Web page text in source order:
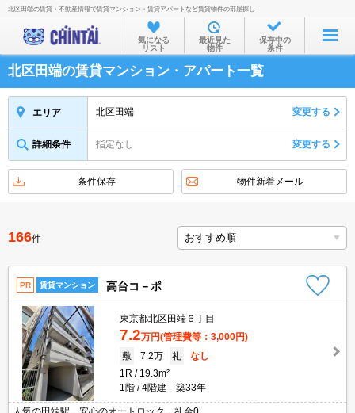
お部屋を探す
沿線・駅から
住所から
物件特集から
不動産会社から
TOP
北区田端の賃貸・不動産情報で賃貸マンション・賃貸アパートなど賃貸物件の部屋探し
気になる
リスト
最近見た
物件
保存中の
条件
北区田端の賃貸マンション・アパート一覧
エリア 北区田端 変更する
詳細条件 指定なし 変更する
条件保存 物件新着メール
166件
PR 賃貸マンション 高台コ－ポ
東京都北区田端６丁目
7.2万円(管理費等：3,000円)
敷
7.2万 礼
なし
1R
19.3m²
1階
4階建 築33年